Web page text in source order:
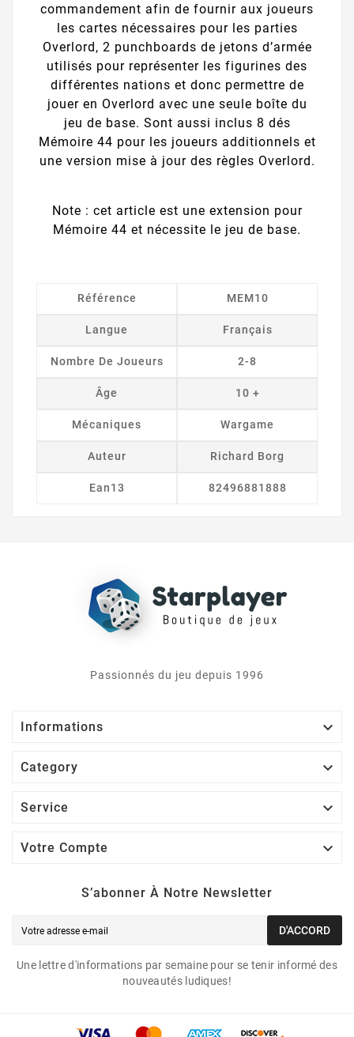
commandement afin de fournir aux joueurs
les cartes nécessaires pour les parties
Overlord, 2 punchboards de jetons d’armée
utilisés pour représenter les figurines des
différentes nations et donc permettre de
jouer en Overlord avec une seule boîte du
jeu de base. Sont aussi inclus 8 dés
Mémoire 44 pour les joueurs additionnels et
une version mise à jour des règles Overlord.
Note : cet article est une extension pour
Mémoire 44 et nécessite le jeu de base.
Référence MEM10
Langue Français
Nombre De Joueurs 2-8
Âge 10 +
Mécaniques Wargame
Auteur Richard Borg
Ean13 82496881888
Passionnés du jeu depuis 1996
Informations 
Category 
Service 
Votre Compte 
S’abonner À Notre Newsletter
D'ACCORD
Une lettre d'informations par semaine pour se tenir informé des
nouveautés ludiques!